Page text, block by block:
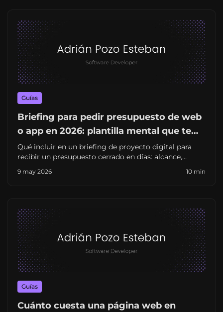
Guías
Briefing para pedir presupuesto de web
o app en 2026: plantilla mental que te
ahorra semanas (y sorpresas)
Qué incluir en un briefing de proyecto digital para
recibir un presupuesto cerrado en días: alcance,
que retrasan el arranque. Pensado para pymes y
9 may 2026 10 min
Guías
Cuánto cuesta una página web en